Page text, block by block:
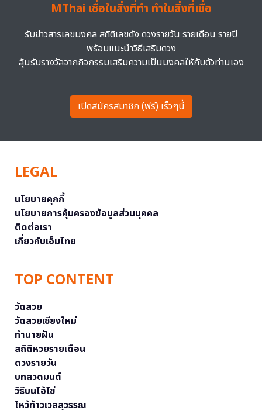
MThai เชื่อในสิ่งที่ทำ ทำในสิ่งที่เชื่อ
รับข่าวสารเลขมงคล สถิติเลขดัง ดวงรายวัน รายเดือน รายปี
พร้อมแนะนำวิธีเสริมดวง
ลุ้นรับรางวัลจากกิจกรรมเสริมความเป็นมงคลให้กับตัวท่านเอง
เปิดสมัครสมาชิก (ฟรี) เร็วๆนี้
LEGAL
นโยบายคุกกี้
นโยบายการคุ้มครองข้อมูลส่วนบุคคล
ติดต่อเรา
เกี่ยวกับเอ็มไทย
TOP CONTENT
วัดสวย
วัดสวยเชียงใหม่
ทำนายฝัน
สถิติหวยรายเดือน
ดวงรายวัน
บทสวดมนต์
วิธีบนไอ้ไข่
ไหว้ท้าวเวสสุวรรณ